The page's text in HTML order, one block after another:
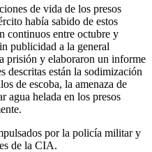
de vida de los presos
había sabido de estos
continuos entre octubre y
publicidad a la general
prisión y elaboraron un informe
descritas están la sodimización
de escoba, la amenaza de
agua helada en los presos
por la policía militar y
de la CIA.